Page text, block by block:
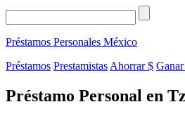
Préstamos Personales México
Préstamos Prestamistas Ahorrar $
Préstamo Personal en